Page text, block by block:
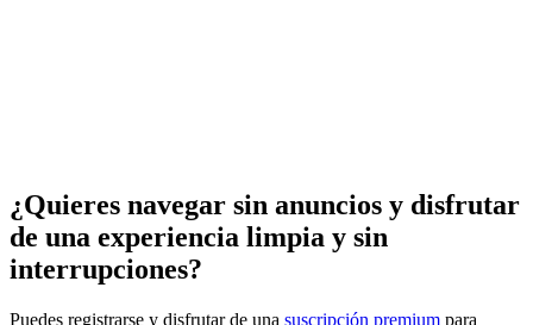
¿Quieres navegar sin anuncios y disfrutar
de una experiencia limpia y sin
interrupciones?
Puedes registrarse y disfrutar de una suscripción premium para